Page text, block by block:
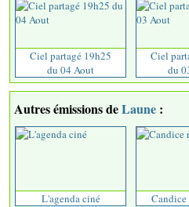
Ciel partagé 19h25
du 04 Aout
Ciel
du
Autres émissions deLaune :
L'agenda ciné Candice